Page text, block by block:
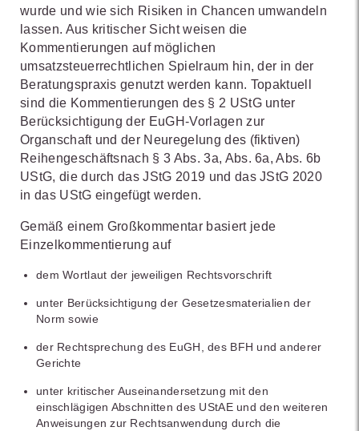
wurde und wie sich Risiken in Chancen umwandeln
lassen. Aus kritischer Sicht weisen die
Kommentierungen auf möglichen
umsatzsteuerrechtlichen Spielraum hin, der in der
Beratungspraxis genutzt werden kann. Topaktuell
sind die Kommentierungen des § 2 UStG unter
Berücksichtigung der EuGH-Vorlagen zur
Organschaft und der Neuregelung des (fiktiven)
Reihengeschäftsnach § 3 Abs. 3a, Abs. 6a, Abs. 6b
UStG, die durch das JStG 2019 und das JStG 2020
in das UStG eingefügt werden.
Gemäß einem Großkommentar basiert jede
Einzelkommentierung auf
dem Wortlaut der jeweiligen Rechtsvorschrift
unter Berücksichtigung der Gesetzesmaterialien der
Norm sowie
der Rechtsprechung des EuGH, des BFH und anderer
Gerichte
unter kritischer Auseinandersetzung mit den
einschlägigen Abschnitten des UStAE und den weiteren
Anweisungen zur Rechtsanwendung durch die